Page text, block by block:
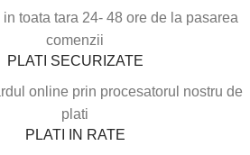
toata tara 24- 48 ore de la pasarea
comenzii
PLATI SECURIZATE
online prin procesatorul nostru de
plati
PLATI IN RATE